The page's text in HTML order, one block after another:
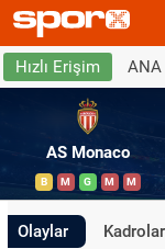
Hızlı Erişim ANA
AS Monaco
B M G M M
Olaylar Kadrolar